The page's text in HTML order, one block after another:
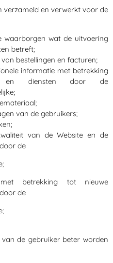
verzameld en verwerkt voor de
waarborgen wat de uitvoering
betreft;
bestellingen en facturen;
informatie met betrekking
diensten door de
van de gebruikers;
van de Website en de
de
betrekking tot nieuwe
de
de gebruiker beter worden